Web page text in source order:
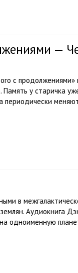
—
с продолжениями»
у старичка
в
Аудиокнига
одноименную